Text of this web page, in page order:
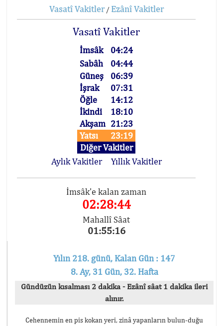
Vasatî Vakitler/ Ezânî Vakitler
Vasatî Vakitler
İmsâk
04:24
Sabâh
04:44
Güneş
06:39
İşrak
07:31
Öğle
14:12
İkindi
18:10
Akşam 21:23
Yatsı
23:19
Diğer Vakitler
Aylık Vakitler
Yıllık Vakitler
İmsâk'e kalan zaman
02:28:44
Mahallî Sâat
01:55:16
Yılın 218. günü, Kalan Gün : 147
8. Ay, 31 Gün, 32. Hafta
Gündüzün kısalması 2 dakika - Ezânî sâat 1 dakika ileri
alınır.
Cehennemin en pis kokan yeri, zinâ yapanların bulun-duğu